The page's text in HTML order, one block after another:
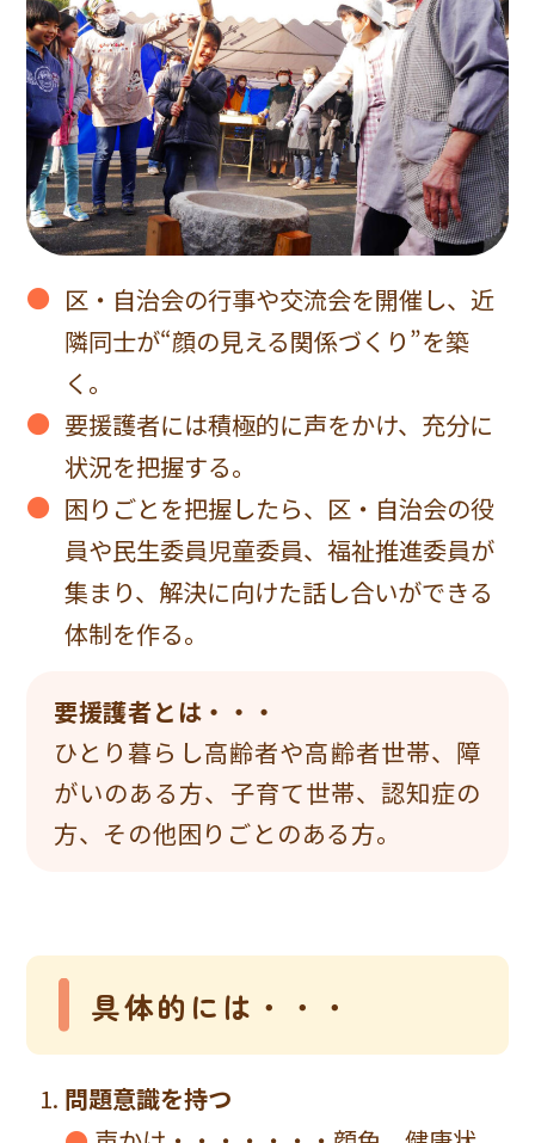
区・自治会の行事や交流会を開催し、近
隣同士が“顔の見える関係づくり”を築
く。
要援護者には積極的に声をかけ、充分に
状況を把握する。
困りごとを把握したら、区・自治会の役
員や民生委員児童委員、福祉推進委員が
集まり、解決に向けた話し合いができる
体制を作る。
要援護者とは・・・
ひとり暮らし高齢者や高齢者世帯、障
がいのある方、子育て世帯、認知症の
方、その他困りごとのある方。
具体的には・・・
問題意識を持つ